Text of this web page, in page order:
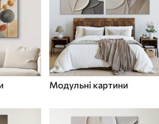
Модульні картини